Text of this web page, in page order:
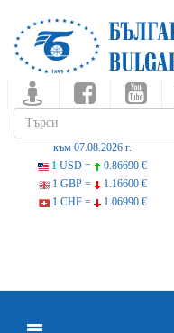
към 07.08.2026 г.
1 USD =
0.86690 €
1 GBP =
1.16600 €
1 CHF =
1.06990 €